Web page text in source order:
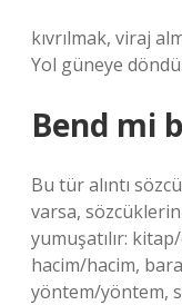
kıvrılmak, viraj
Yol güneye
Bend mi
Bu tür alıntı
varsa,
yumuşatılır:
hacim/hacim,
yöntem/yöntem,